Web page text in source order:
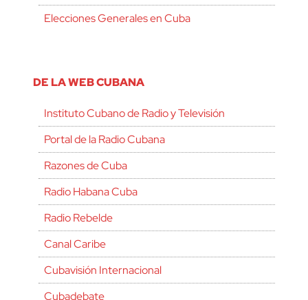
Elecciones Generales en Cuba
DE LA WEB CUBANA
Instituto Cubano de Radio y Televisión
Portal de la Radio Cubana
Razones de Cuba
Radio Habana Cuba
Radio Rebelde
Canal Caribe
Cubavisión Internacional
Cubadebate